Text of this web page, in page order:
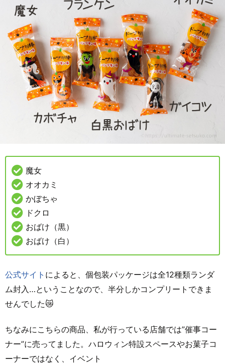
魔女
オオカミ
かぼちゃ
ドクロ
おばけ（黒）
おばけ（白）
公式サイト によると、個包装パッケージは全12種類ランダ
ム封入…ということなので、半分しかコンプリートできま
せんでした😿
ちなみにこちらの商品、私が行っている店舗では”催事コー
ナー”に売ってました。ハロウィン特設スペースやお菓子コ
ーナーではなく、イベント